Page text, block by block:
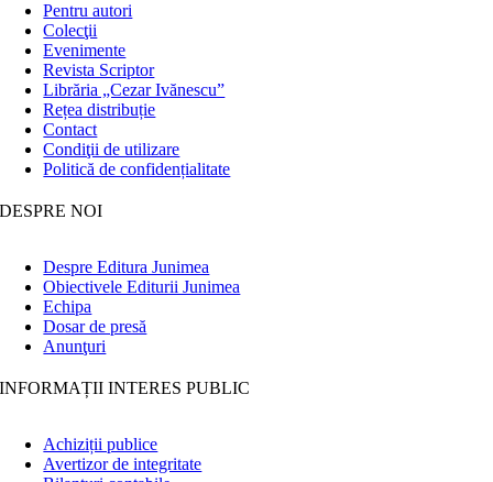
Pentru autori
Colecţii
Evenimente
Revista Scriptor
Librăria „Cezar Ivănescu”
Rețea distribuție
Contact
Condiţii de utilizare
Politică de confidențialitate
DESPRE NOI
Despre Editura Junimea
Obiectivele Editurii Junimea
Echipa
Dosar de presă
Anunţuri
INFORMAȚII INTERES PUBLIC
Achiziții publice
Avertizor de integritate